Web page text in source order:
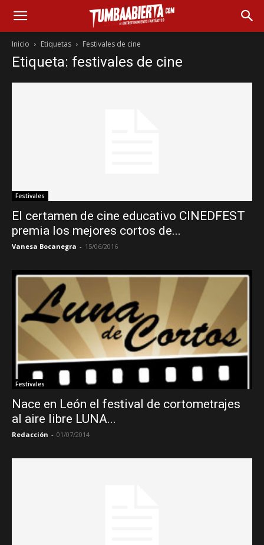
Inicio Etiquetas Festivales de cine
Etiqueta: festivales de cine
Festivales
El certamen de cine educativo CINEDFEST
premia los mejores cortos de...
Vanesa Bocanegra - 15/06/2016
Festivales
Nace en León el festival de cortometrajes
al aire libre LUNA...
Redacción - 01/07/2014